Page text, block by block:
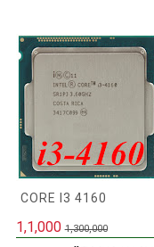
CORE I3 4160
1,1,000 1,300,000